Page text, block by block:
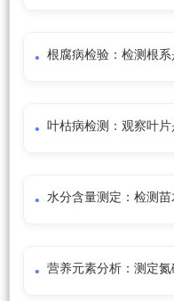
根腐病检验：检测根
叶枯病检测：观察叶
水分含量测定：检测
营养元素分析：测定